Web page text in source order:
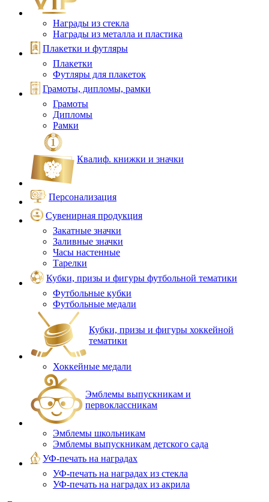
Награды из стекла
Награды из металла и пластика
Плакетки и футляры
Плакетки
Футляры для плакеток
Грамоты, дипломы, рамки
Грамоты
Дипломы
Рамки
Квалиф. книжки и значки
Персонализация
Сувенирная продукция
Закатные значки
Заливные значки
Часы настенные
Тарелки
Кубки, призы и фигуры футбольной тематики
Футбольные кубки
Футбольные медали
Кубки, призы и фигуры хоккейной
тематики
Хоккейные медали
Эмблемы выпускникам и
первоклассникам
Эмблемы школьникам
Эмблемы выпускникам детского сада
УФ-печать на наградах
УФ‑печать на наградах из стекла
УФ-печать на наградах из акрила